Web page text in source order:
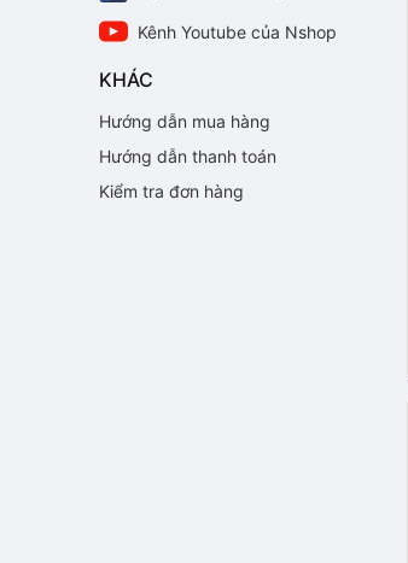
Kênh Youtube của Nshop
KHÁC
Hướng dẫn mua hàng
Hướng dẫn thanh toán
Kiểm tra đơn hàng